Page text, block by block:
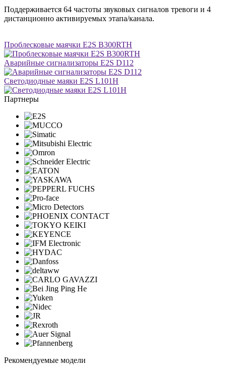
Поддерживается 64 частоты звуковых сигналов тревоги и 4
дистанционно активируемых этапа/канала.
Проблесковые маячки E2S B300RTH
Аварийные сигнализаторы E2S D112
Светодиодные маяки E2S L101H
Партнеры
Рекомендуемые модели